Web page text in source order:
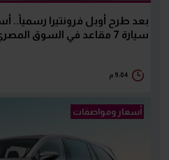
بعد طرح أوبل فرونتيرا رسمياً..
سيارة 7 مقاعد في السوق المصري
9:04 م
أسعار ومواصفات